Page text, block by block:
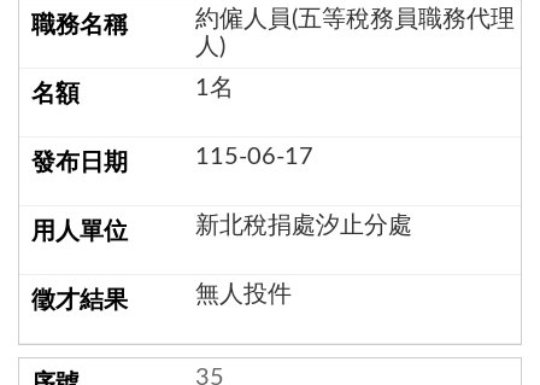
約僱人員(五等稅務員職務代理
人)
1名
115-06-17
新北稅捐處汐止分處
無人投件
35